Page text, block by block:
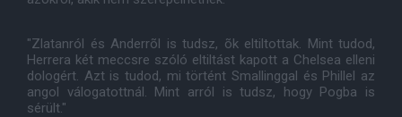
"Zlatanról és Anderrõl is tudsz, õk eltiltottak. Mint tudod,
Herrera két meccsre szóló eltiltást kapott a Chelsea elleni
dologért. Azt is tudod, mi történt Smallinggal és Phillel az
angol válogatottnál. Mint arról is tudsz, hogy Pogba is
sérült."